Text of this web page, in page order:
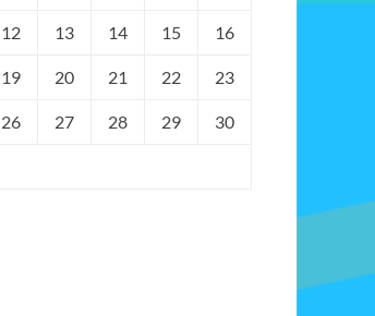
12 13 14 15 16
19 20 21 22 23
26 27 28 29 30